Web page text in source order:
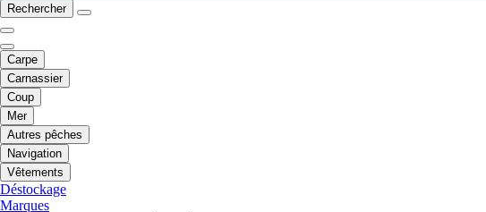
Rechercher
Carpe
Carnassier
Coup
Mer
Autres pêches
Navigation
Vêtements
Déstockage
Marques